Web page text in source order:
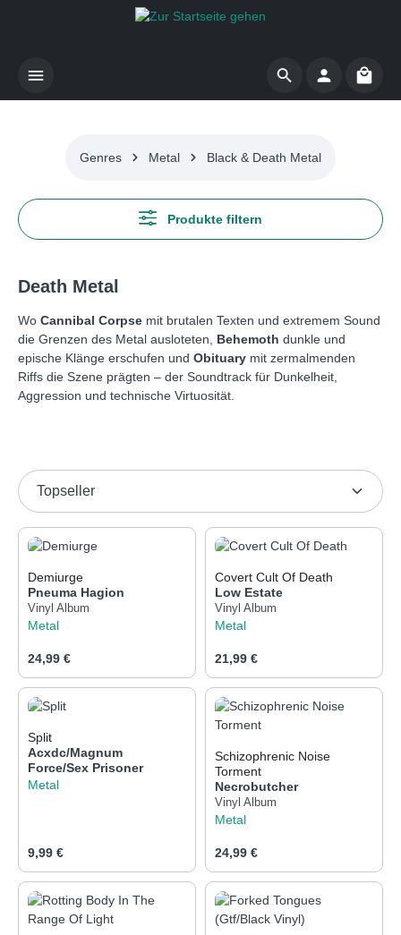
Zum Hauptinhalt springen
Genres Metal Black & Death Metal
Produkte filtern
Death Metal
Wo Cannibal Corpse mit brutalen Texten und extremem Sound
die Grenzen des Metal ausloteten, Behemoth dunkle und
epische Klänge erschufen und Obituary mit zermalmenden
Riffs die Szene prägten – der Soundtrack für Dunkelheit,
Aggression und technische Virtuosität.
Demiurge
Pneuma Hagion
Vinyl Album
Metal
Regulärer Preis:
24,99 €
Covert Cult Of Death
Low Estate
Vinyl Album
Metal
Regulärer Preis:
21,99 €
Split
Acxdc/Magnum
Force/Sex Prisoner
Metal
Regulärer Preis:
9,99 €
Schizophrenic Noise
Torment
Necrobutcher
Vinyl Album
Metal
Regulärer Preis:
24,99 €